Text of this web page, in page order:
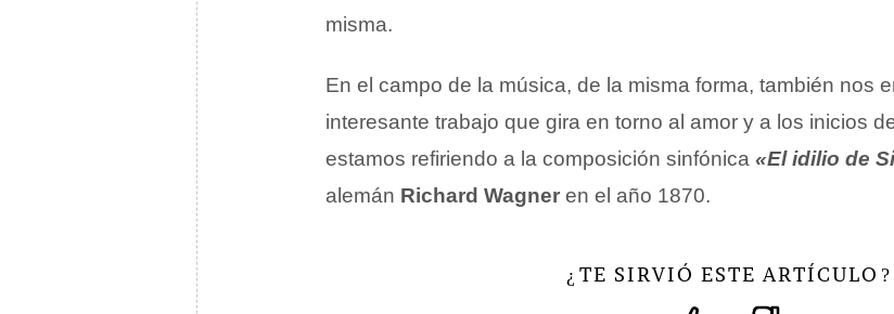
misma.
En el campo de la música, de la misma forma, también nos
interesante trabajo que gira en torno al amor y a los inicios
estamos refiriendo a la composición sinfónica «El idilio de
alemán Richard Wagner en el año 1870.
¿ TE SIRVIÓ ESTE ARTÍCULO ?